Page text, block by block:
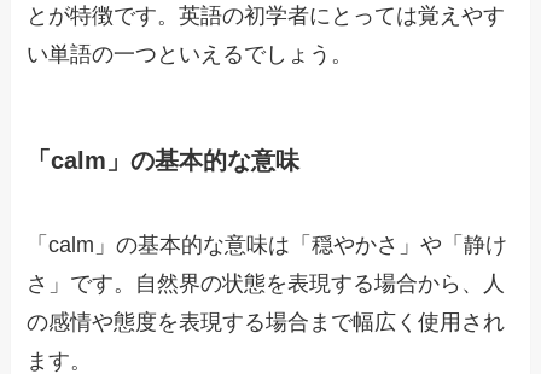
とが特徴です。英語の初学者にとっては覚えやす
い単語の一つといえるでしょう。
「calm」の基本的な意味
「calm」の基本的な意味は「穏やかさ」や「静け
さ」です。自然界の状態を表現する場合から、人
の感情や態度を表現する場合まで幅広く使用され
ます。